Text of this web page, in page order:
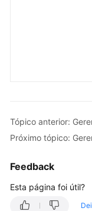
Guide.)
File
(Leaving
soon.
Tópico anterior:
Próximo tópico:
Feedback
Esta página foi útil?